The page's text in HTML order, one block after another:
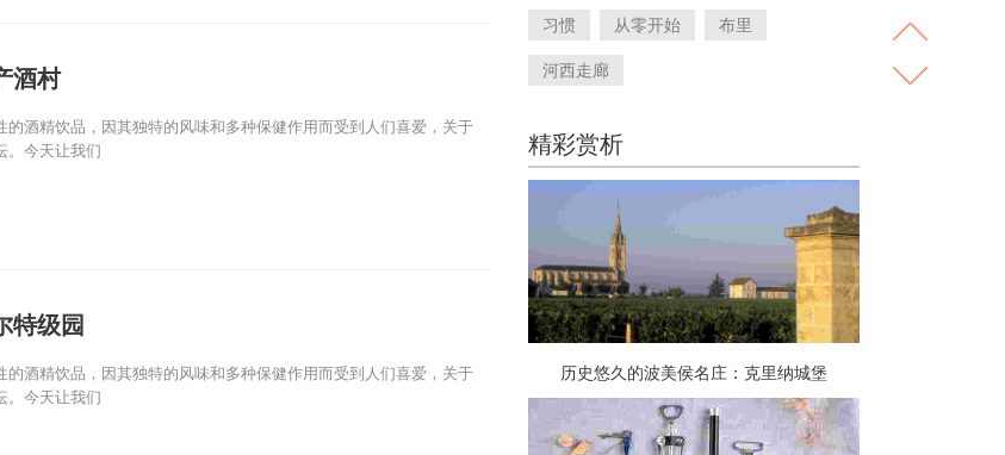
酒村
的酒精饮品，因其独特的风味和多种保健作用而受到人们喜爱，关于
。今天让我们
特级园
的酒精饮品，因其独特的风味和多种保健作用而受到人们喜爱，关于
。今天让我们
习惯 从零开始 布里
河西走廊
精彩赏析
历史悠久的波美侯名庄：克里纳城堡